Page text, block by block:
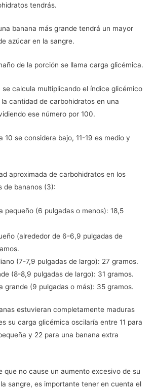
tendrás.
banana más grande tendrá un mayor
azúcar en la sangre.
de la porción se llama carga glicémica.
calcula multiplicando el índice glicémico
cantidad de carbohidratos en una
ese número por 100.
10 se considera bajo, 11-19 es medio y
aproximada de carbohidratos en los
de bananos (3):
pequeño (6 pulgadas o menos): 18,5
(alrededor de 6-6,9 pulgadas de
(7-7,9 pulgadas de largo): 27 gramos.
(8-8,9 pulgadas de largo): 31 gramos.
grande (9 pulgadas o más): 35 gramos.
estuvieran completamente maduras
su carga glicémica oscilaría entre 11 para
y 22 para una banana extra
que no cause un aumento excesivo de su
sangre, es importante tener en cuenta el